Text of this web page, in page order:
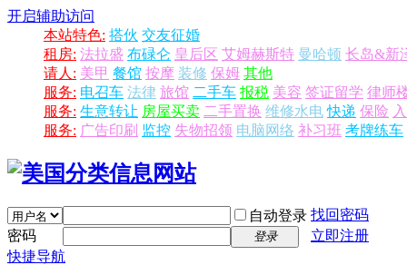
开启辅助访问
本站特色: 搭伙 交友征婚
租房: 法拉盛 布碌仑 皇后区 艾姆赫斯特 曼哈顿 长岛&新
请人: 美甲 餐馆 按摩 装修 保姆 其他
服务: 电召车 法律 旅馆 二手车 报税 美容 签证留学 律师
服务: 生意转让 房屋买卖 二手置换 维修水电 快递 保险
服务: 广告印刷 监控 失物招领 电脑网络 补习班 考牌练车
自动登录 找回密码
密码
登录
立即注册
快捷导航